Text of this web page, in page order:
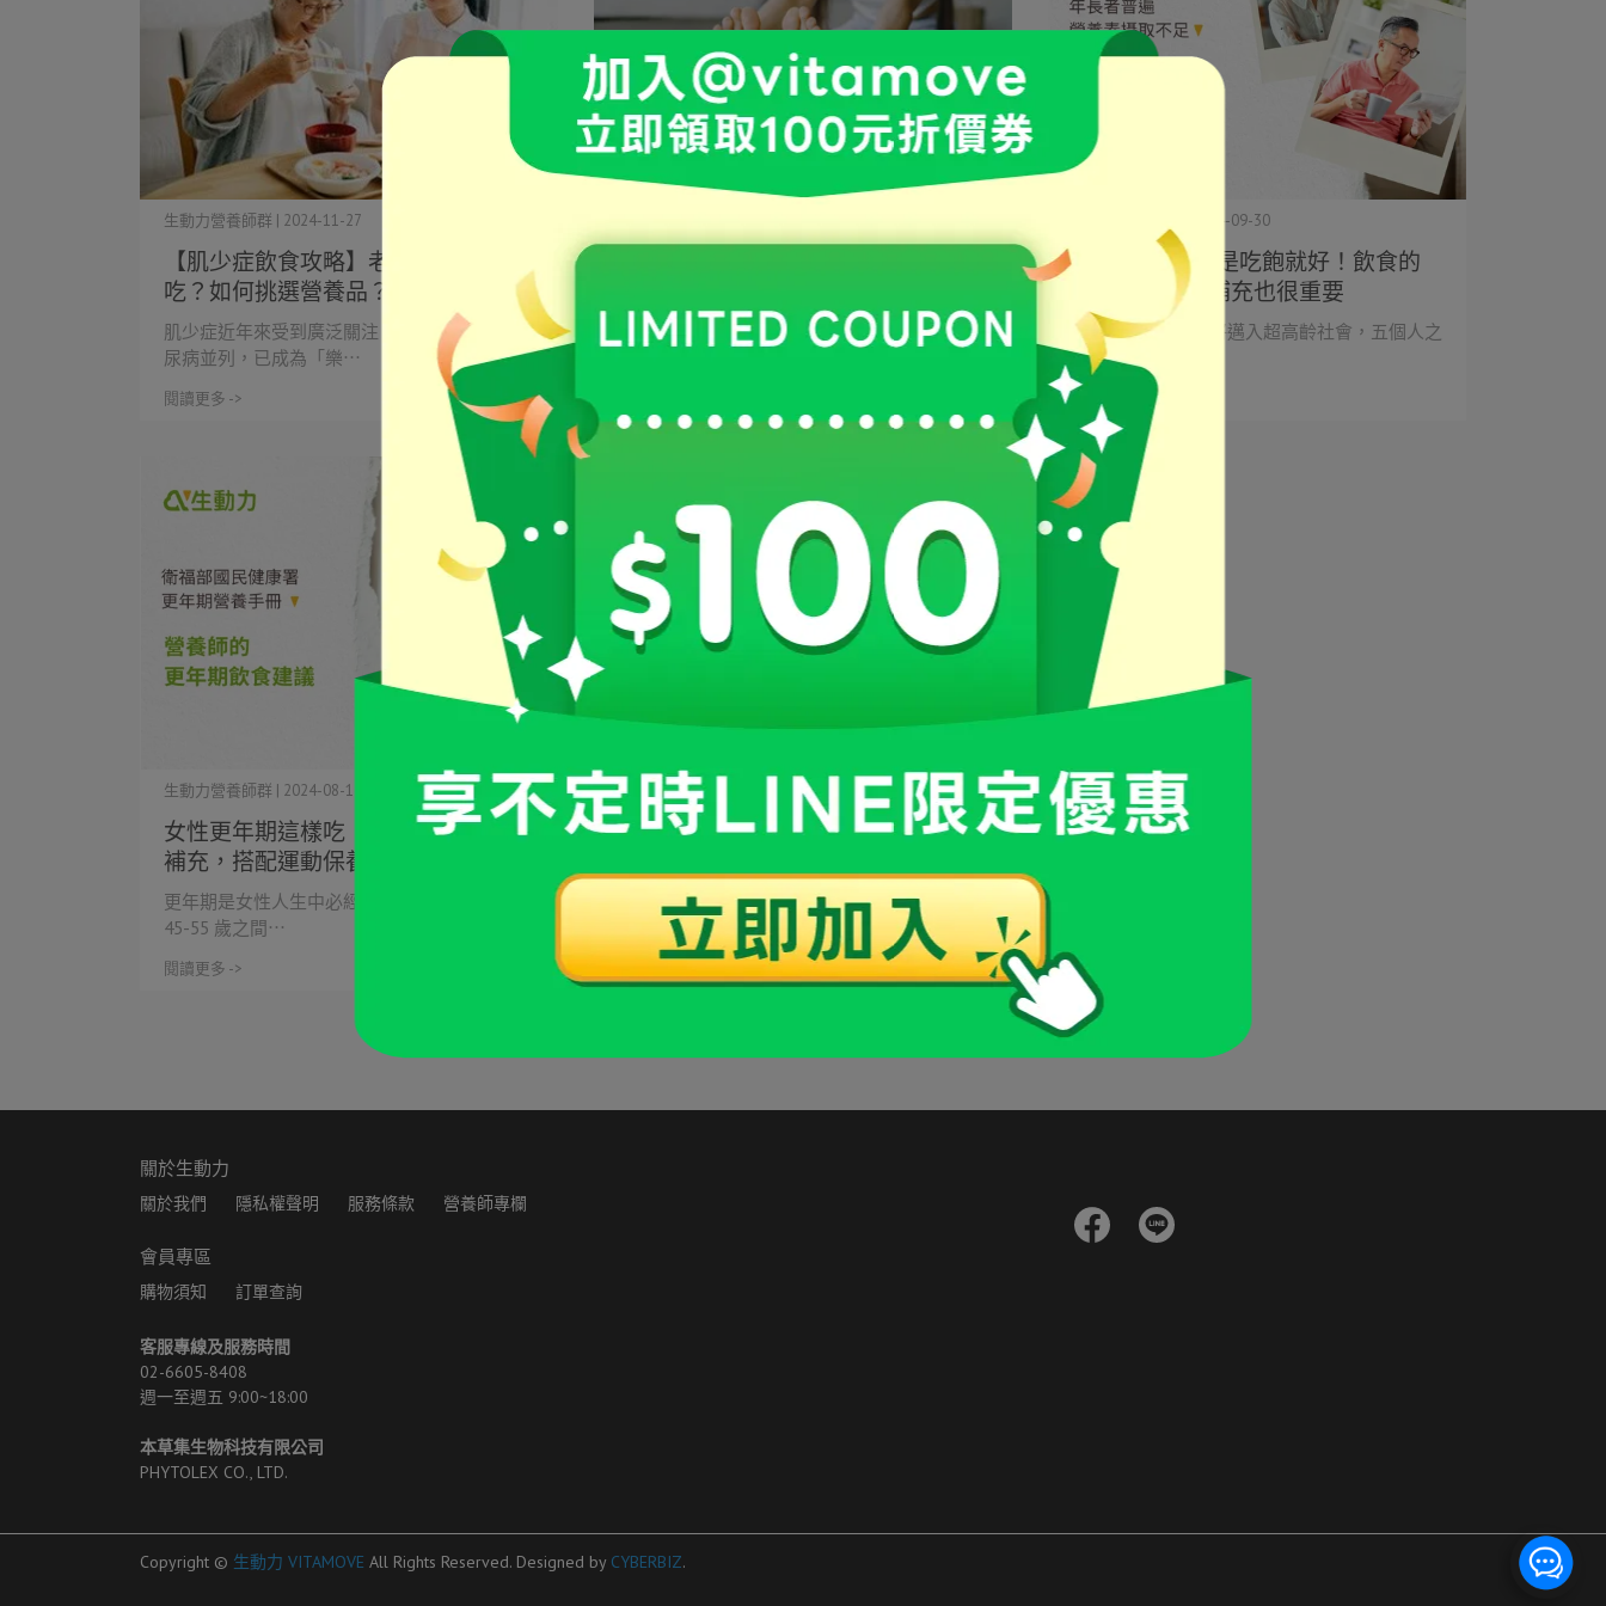
【肌少症飲食攻略】老人肌少症怎麼
吃？如何挑選營養品？和營養師這樣
做
生動力營養師群 | 2024-11-27
肌少症近年來受到廣泛關注，它與高血壓、糖
尿病並列，已成為「樂⋯
閱讀更多 ->
才走沒多久，就覺得腿痠嗎？平時走路容易腿
銀髮/樂齡族不是吃飽就好！飲食的
均衡度及營養補充也很重要
生動力營養師群 | 2024-09-30
台灣於 2025 年即將邁入超高齡社會，五個人之
中就有一人為⋯
閱讀更多 ->
女性更年期這樣吃！透過飲食、營養
補充，搭配運動保養身體
生動力營養師群 | 2024-08-14
更年期是女性人生中必經的過程，通常發生在
45-55 歲之間⋯
閱讀更多 ->
關於生動力
關於我們 隱私權聲明 服務條款 營養師專欄
會員專區
購物須知 訂單查詢
客服專線及服務時間
02-6605-8408
週一至週五 9:00~18:00
本草集生物科技有限公司
PHYTOLEX CO., LTD.
Copyright © 生動力 VITAMOVE All Rights Reserved. Designed by CYBERBIZ.